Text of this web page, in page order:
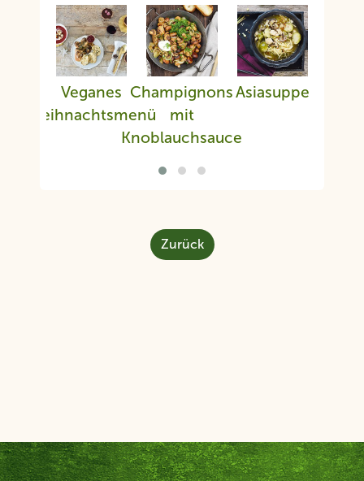
Veganes
Weihnachtsmenü
Champignons
mit
Knoblauchsauce
Asiasuppe
Zurück